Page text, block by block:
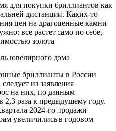
для покупки бриллиантов как
дистанции. Каких-то
цен на драгоценные камни
все растет само по себе,
золота
ювелирного дома
бриллианты в России
из заявления
на них, по данным
2,3 раза к предыдущему году.
2024-го продажи
увеличились в годовом